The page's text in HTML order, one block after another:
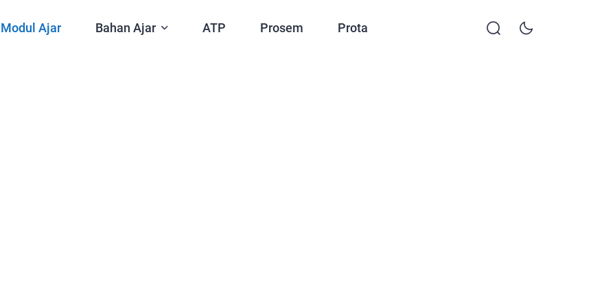
Modul Ajar Bahan Ajar ATP Prosem Prota